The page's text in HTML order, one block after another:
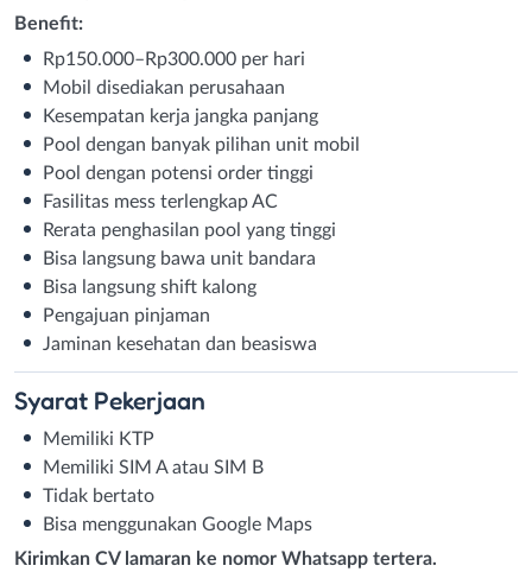
Benefit:
Rp150.000–Rp300.000 per hari
Mobil disediakan perusahaan
Kesempatan kerja jangka panjang
Pool dengan banyak pilihan unit mobil
Pool dengan potensi order tinggi
Fasilitas mess terlengkap AC
Rerata penghasilan pool yang tinggi
Bisa langsung bawa unit bandara
Bisa langsung shift kalong
Pengajuan pinjaman
Jaminan kesehatan dan beasiswa
Syarat Pekerjaan
Memiliki KTP
Memiliki SIM A atau SIM B
Tidak bertato
Bisa menggunakan Google Maps
Kirimkan CV lamaran ke nomor Whatsapp tertera.